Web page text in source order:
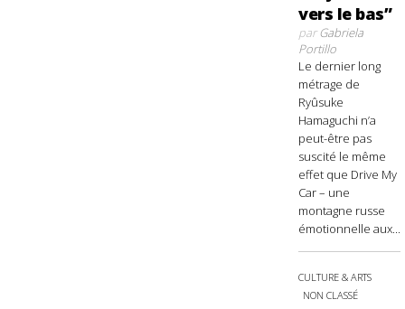
vers le bas”
parGabriela
Portillo
Le dernier long
métrage de
Ryûsuke
Hamaguchi n’a
peut-être pas
suscité le même
effet que Drive My
Car – une
montagne russe
émotionnelle aux...
CULTURE & ARTS
NON CLASSÉ